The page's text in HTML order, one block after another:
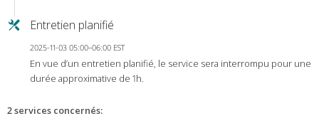
Entretien planifié
2025-11-03 05:00–06:00 EST
En vue d’un entretien planifié, le service sera interrompu pour une
durée approximative de 1h.
2 services concernés: